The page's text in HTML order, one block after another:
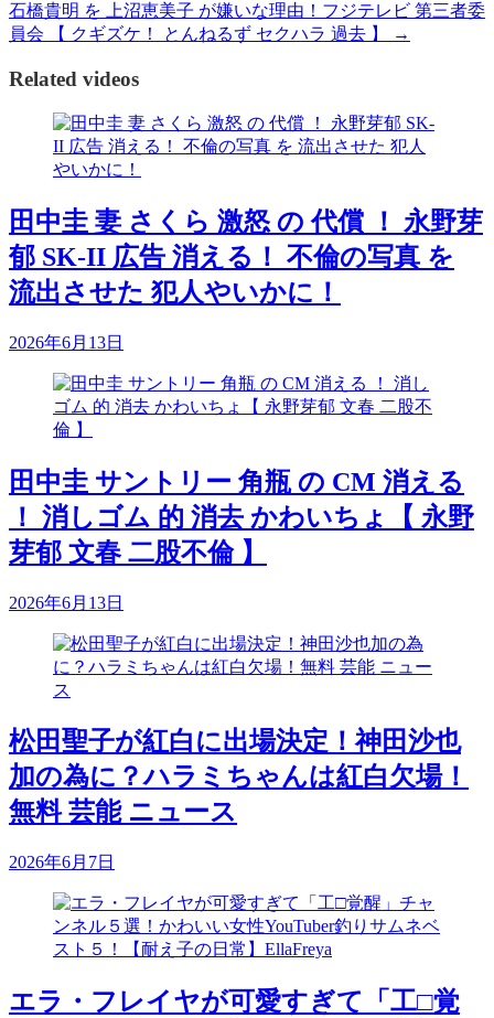
石橋貴明 を 上沼恵美子 が嫌いな理由！フジテレビ 第三者委
員会 【 クギズケ！ とんねるず セクハラ 過去 】
→
Related videos
田中圭 妻 さくら 激怒 の 代償 ！ 永野芽
郁 SK-II 広告 消える！ 不倫の写真 を
流出させた 犯人やいかに！
2026年6月13日
田中圭 サントリー 角瓶 の CM 消える
！ 消しゴム 的 消去 かわいちょ【 永野
芽郁 文春 二股不倫 】
2026年6月13日
松田聖子が紅白に出場決定！神田沙也
加の為に？ハラミちゃんは紅白欠場！
無料 芸能 ニュース
2026年6月7日
エラ・フレイヤが可愛すぎて「工□覚